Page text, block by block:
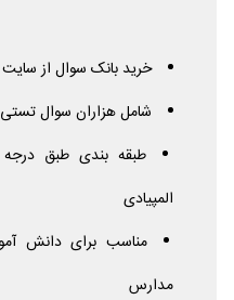
خرید بانک سوال از سایت کوییز 24 با کد
شامل هزاران سوال
طبقه بندی طبق
المپیادی
مناسب برای دانش
مدارس